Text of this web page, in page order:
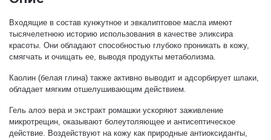
Брокат
Інші прикраси
Фарби для розпису
Фольга для лиття (ефект кракелюра)
Входящие в состав кунжутное и эвкалиптовое масла имеют
тысячелетнюю историю использования в качестве эликсира
красоты. Они обладают способностью глубоко проникать в кожу,
смягчать и очищать ее, выводя продукты метаболизма.
Каолин (белая глина) также активно выводит и адсорбирует шлаки,
обладает мягким отшелушивающим действием.
Гель алоэ вера и экстракт ромашки ускоряют заживление
микротрещин, оказывают болеутоляющее и антисептическое
действие. Воздействуют на кожу как природные антиоксиданты,